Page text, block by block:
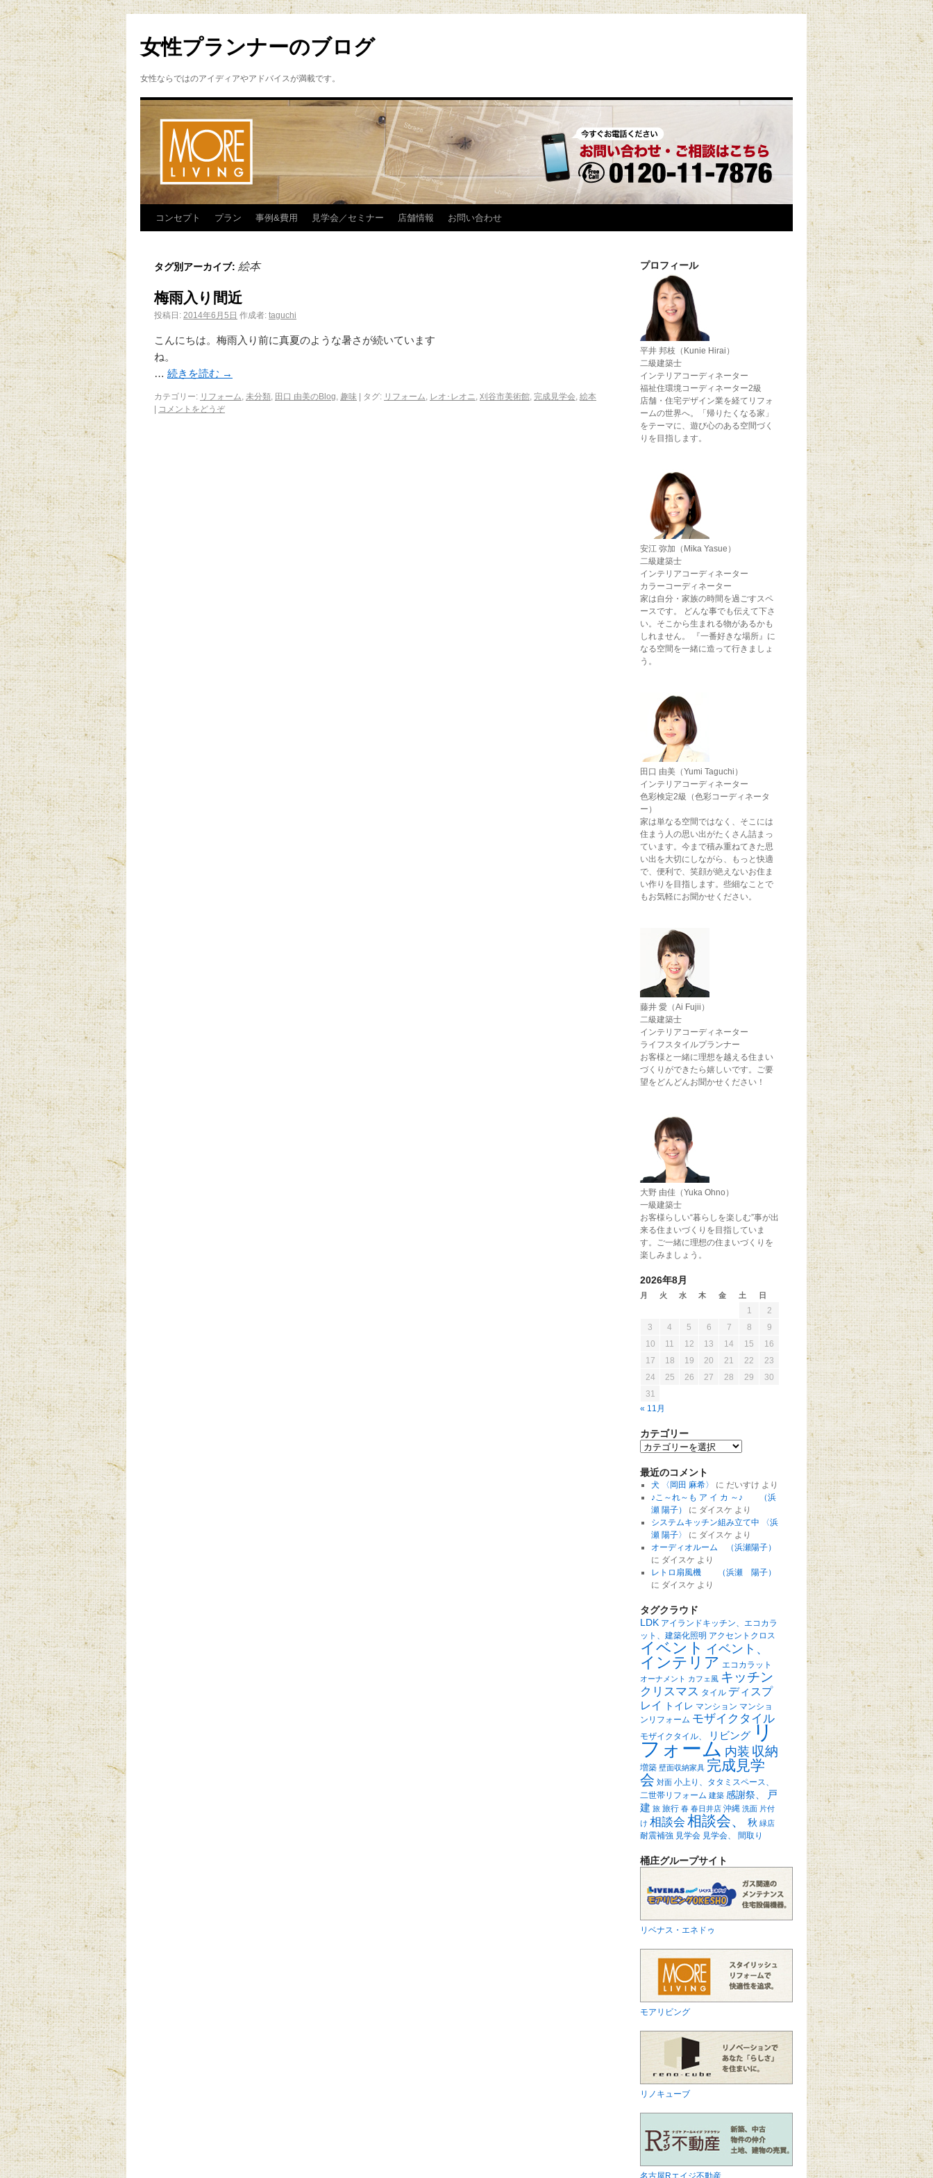
女性プランナーのブログ
女性ならではのアイディアやアドバイスが満載です。
コンセプト プラン 事例&費用 見学会／セミナー 店舗情報 お問い合わせ
タグ別アーカイブ: 絵本
梅雨入り間近
投稿日: 2014年6月5日 作成者: taguchi
こんにちは。梅雨入り前に真夏のような暑さが続いています
ね
… 続きを読む →
カテゴリー: リフォーム, 未分類, 田口 由美のBlog, 趣味 タグ: リフォーム, レオ･レオニ, 刈谷市美術館, 完成見学会, 絵本
コメントをどうぞ
プロフィール
平井 邦枝（Kunie Hirai）
二級建築士
インテリアコーディネーター
福祉住環境コーディネーター2級
店舗・住宅デザイン業を経てリフォ
ームの世界へ。「帰りたくなる家」
をテーマに、遊び心のある空間づく
りを目指します。
安江 弥加（Mika Yasue）
二級建築士
インテリアコーディネーター
カラーコーディネーター
家は自分・家族の時間を過ごすスペ
ースです。 どんな事でも伝えて下さ
い。そこから生まれる物があるかも
しれません。 『一番好きな場所』に
なる空間を一緒に造って行きましょ
う。
田口 由美（Yumi Taguchi）
インテリアコーディネーター
色彩検定2級（色彩コーディネータ
ー）
家は単なる空間ではなく、そこには
住まう人の思い出がたくさん詰まっ
ています。今まで積み重ねてきた思
い出を大切にしながら、もっと快適
で、便利で、笑顔が絶えないお住ま
い作りを目指します。些細なことで
もお気軽にお聞かせください。
藤井 愛（Ai Fujii）
二級建築士
インテリアコーディネーター
ライフスタイルプランナー
お客様と一緒に理想を越える住まい
づくりができたら嬉しいです。ご要
望をどんどんお聞かせください！
大野 由佳（Yuka Ohno）
一級建築士
お客様らしい“暮らしを楽しむ”事が出
来る住まいづくりを目指していま
す。ご一緒に理想の住まいづくりを
楽しみましょう。
2026年8月
月 火 水 木 金 土 日
« 11月
1
2
3
4 5 6 7 8
9
10
11 12 13 14 15
16
17
18 19 20 21 22
23
24
25 26 27 28 29
30
31
カテゴリー
最近のコメント
犬 〈岡田 麻希〉 に だいすけ より
♪こ～れ～も ア イ カ ～♪ （浜
瀬 陽子）
に ダイスケ より
システムキッチン組み立て中 〈浜
瀬 陽子〉
に ダイスケ より
オーディオルーム （浜瀬陽子）
に ダイスケ より
レトロ扇風機 （浜瀬 陽子）
に ダイスケ より
タグクラウド
LDK アイランドキッチン、エコカラ
ット、建築化照明 アクセントクロス
イベント イベント、
インテリア エコカラット
オーナメント カフェ風 キッチン
クリスマス タイル ディスプ
レイ
トイレ マンション マンショ
ンリフォーム モザイクタイル
モザイクタイル、 リビング リ
フォーム 内装 収納
増築 壁面収納家具 完成見学
会 対面 小上り、タタミスペース、
二世帯リフォーム 建築 感謝祭、
戸
建 旅 旅行 春 春日井店 沖縄 洗面 片付
け 相談会 相談会、 秋 緑店
耐震補強 見学会 見学会、 間取り
桶庄グループサイト
リベナス・エネドゥ
モアリビング
リノキューブ
名古屋Rエイジ不動産